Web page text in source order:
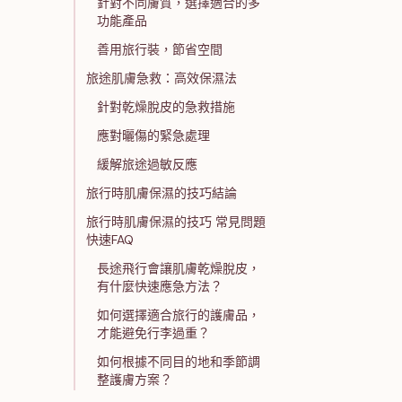
功能產品
善用旅行裝，節省空間
旅途肌膚急救：高效保濕法
針對乾燥脫皮的急救措施
應對曬傷的緊急處理
緩解旅途過敏反應
旅行時肌膚保濕的技巧結論
旅行時肌膚保濕的技巧 常見問題
快速FAQ
長途飛行會讓肌膚乾燥脫皮，
有什麼快速應急方法？
如何選擇適合旅行的護膚品，
才能避免行李過重？
如何根據不同目的地和季節調
整護膚方案？